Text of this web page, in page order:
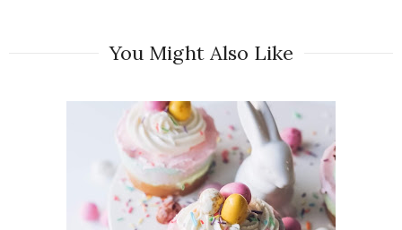
You Might Also Like